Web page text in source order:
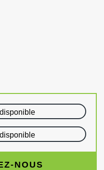
NOUS